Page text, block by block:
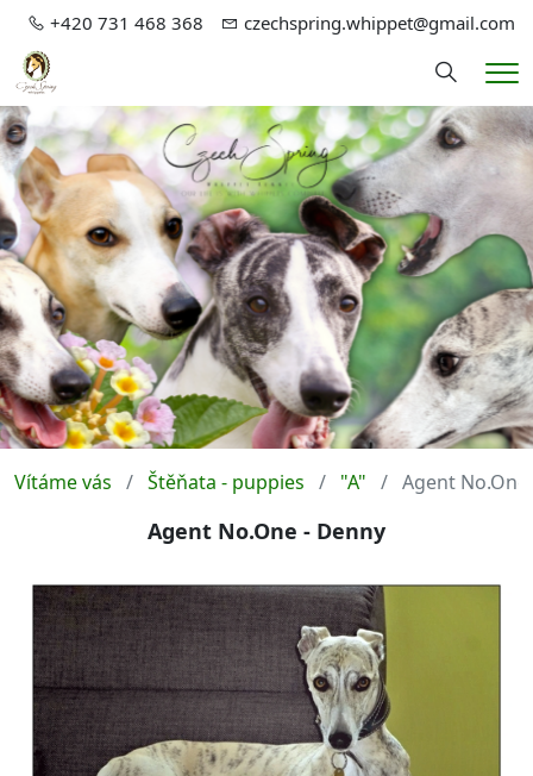
+420 731 468 368 czechspring.whippet@gmail.com
Hledání
Vítáme vás Štěňata - puppies "A" Agent No.One
Agent No.One - Denny